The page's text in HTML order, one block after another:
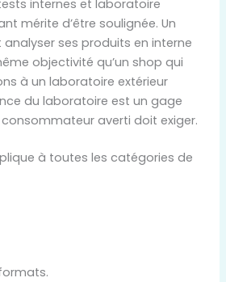
internes et laboratoire
mérite d’être soulignée. Un
ses produits en interne
objectivité qu’un shop qui
à un laboratoire extérieur
du laboratoire est un gage
averti doit exiger.
à toutes les catégories de